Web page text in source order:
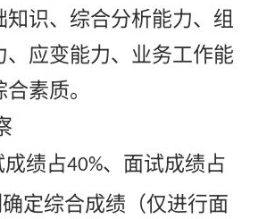
知识、综合分析能力、组
、应变能力、业务工作能
素质。
绩占40%、面试成绩占
定综合成绩（仅进行面